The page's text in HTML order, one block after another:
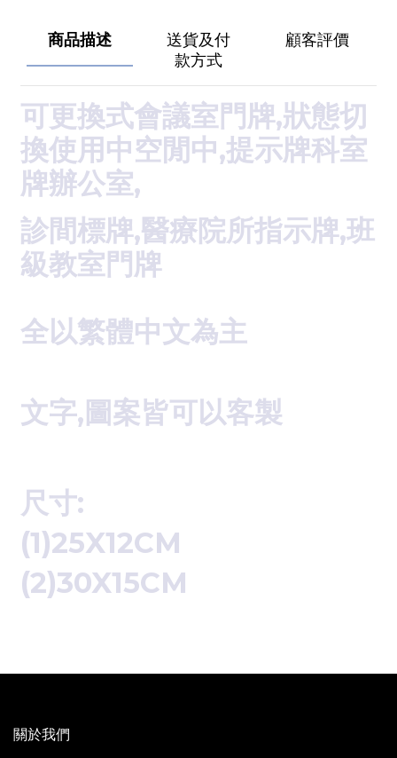
商品描述
送貨及付
款方式
顧客評價
可更換式會議室門牌,狀態切
換使用中空閒中,提示牌科室
牌辦公室,
診間標牌,醫療院所指示牌,班
級教室門牌
全以繁體中文為主
文字,圖案皆可以客製
尺寸:
(1)25X12CM
(2)30X15CM
關於我們